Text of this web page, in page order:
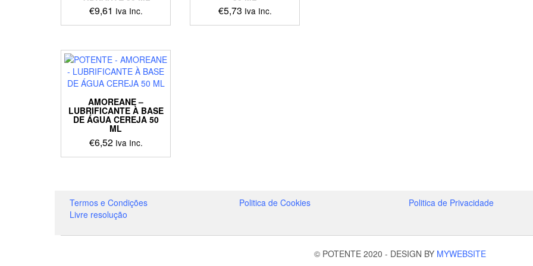
€9,61 Iva Inc. €5,73 Iva Inc.
AMOREANE –
LUBRIFICANTE À BASE
DE ÁGUA CEREJA 50
ML
€6,52 Iva Inc.
Termos e Condições
Livre resolução
Politica de Cookies Politica de Privacidade
© POTENTE 2020 - DESIGN BY MYWEBSITE